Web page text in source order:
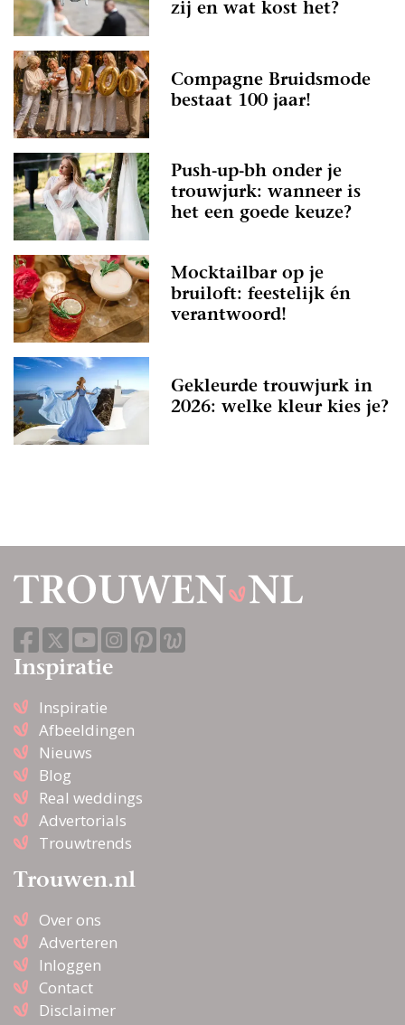
zij en wat kost het?
Compagne Bruidsmode
bestaat 100 jaar!
Push-up-bh onder je
trouwjurk: wanneer is
het een goede keuze?
Mocktailbar op je
bruiloft: feestelijk én
verantwoord!
Gekleurde trouwjurk in
2026: welke kleur kies je?
Inspiratie
Inspiratie
Afbeeldingen
Nieuws
Blog
Real weddings
Advertorials
Trouwtrends
Trouwen.nl
Over ons
Adverteren
Inloggen
Contact
Disclaimer